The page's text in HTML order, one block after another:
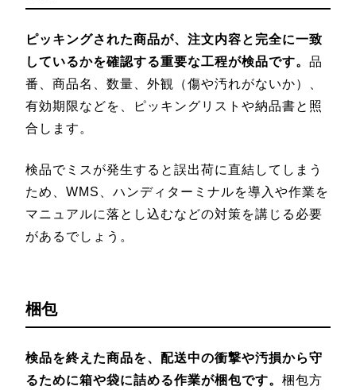
ピッキングされた商品が、注文内容と完全に一致
しているかを確認する重要な工程が検品です。 品
番、商品名、数量、外観（傷や汚れがないか）、
有効期限などを、ピッキングリストや納品書と照
合します。
検品でミスが発生すると誤出荷に直結してしまう
ため、WMS、ハンディターミナルを導入や作業を
マニュアルに落とし込むなどの対策を講じる必要
があるでしょう。
梱包
検品を終えた商品を、配送中の衝撃や汚損から守
るために箱や袋に詰める作業が梱包です。 梱包方